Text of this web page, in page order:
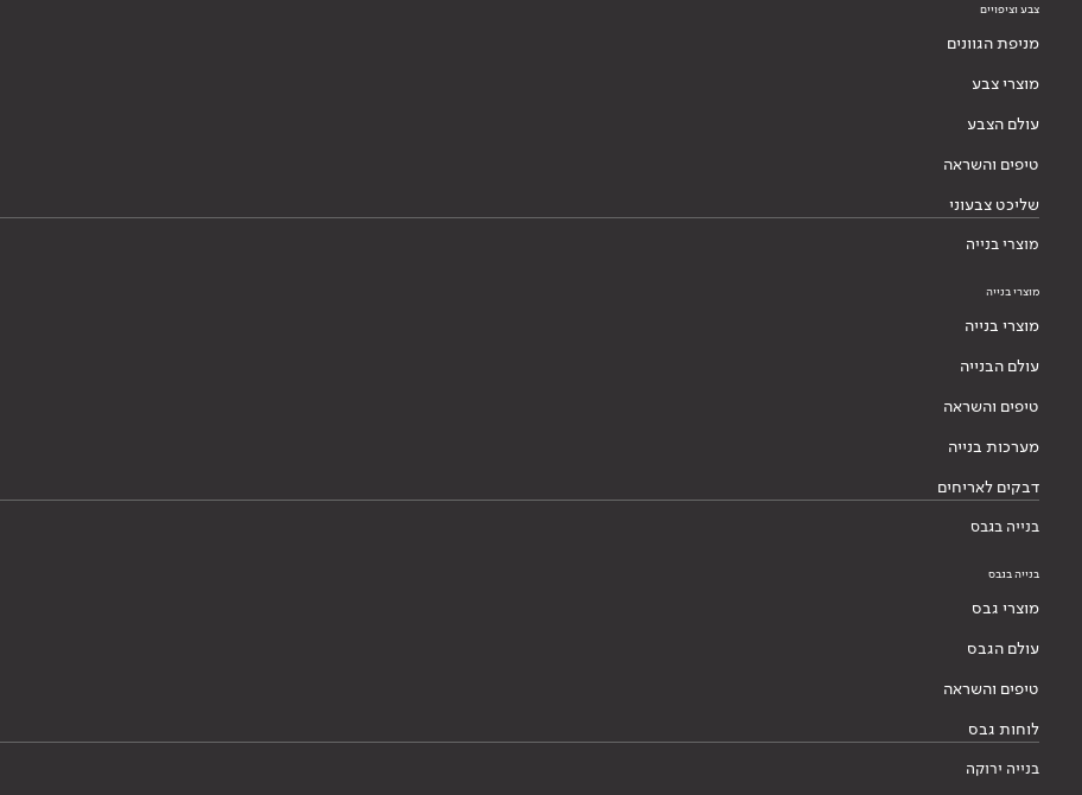
צבע וציפויים
מניפת הגוונים
מוצרי צבע
עולם הצבע
טיפים והשראה
שליכט צבעוני
מוצרי בנייה
מוצרי בנייה
מוצרי בנייה
עולם הבנייה
טיפים והשראה
מערכות בנייה
דבקים לאריחים
בנייה בגבס
בנייה בגבס
מוצרי גבס
עולם הגבס
טיפים והשראה
לוחות גבס
בנייה ירוקה